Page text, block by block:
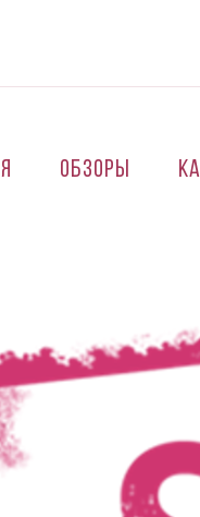
Обзоры